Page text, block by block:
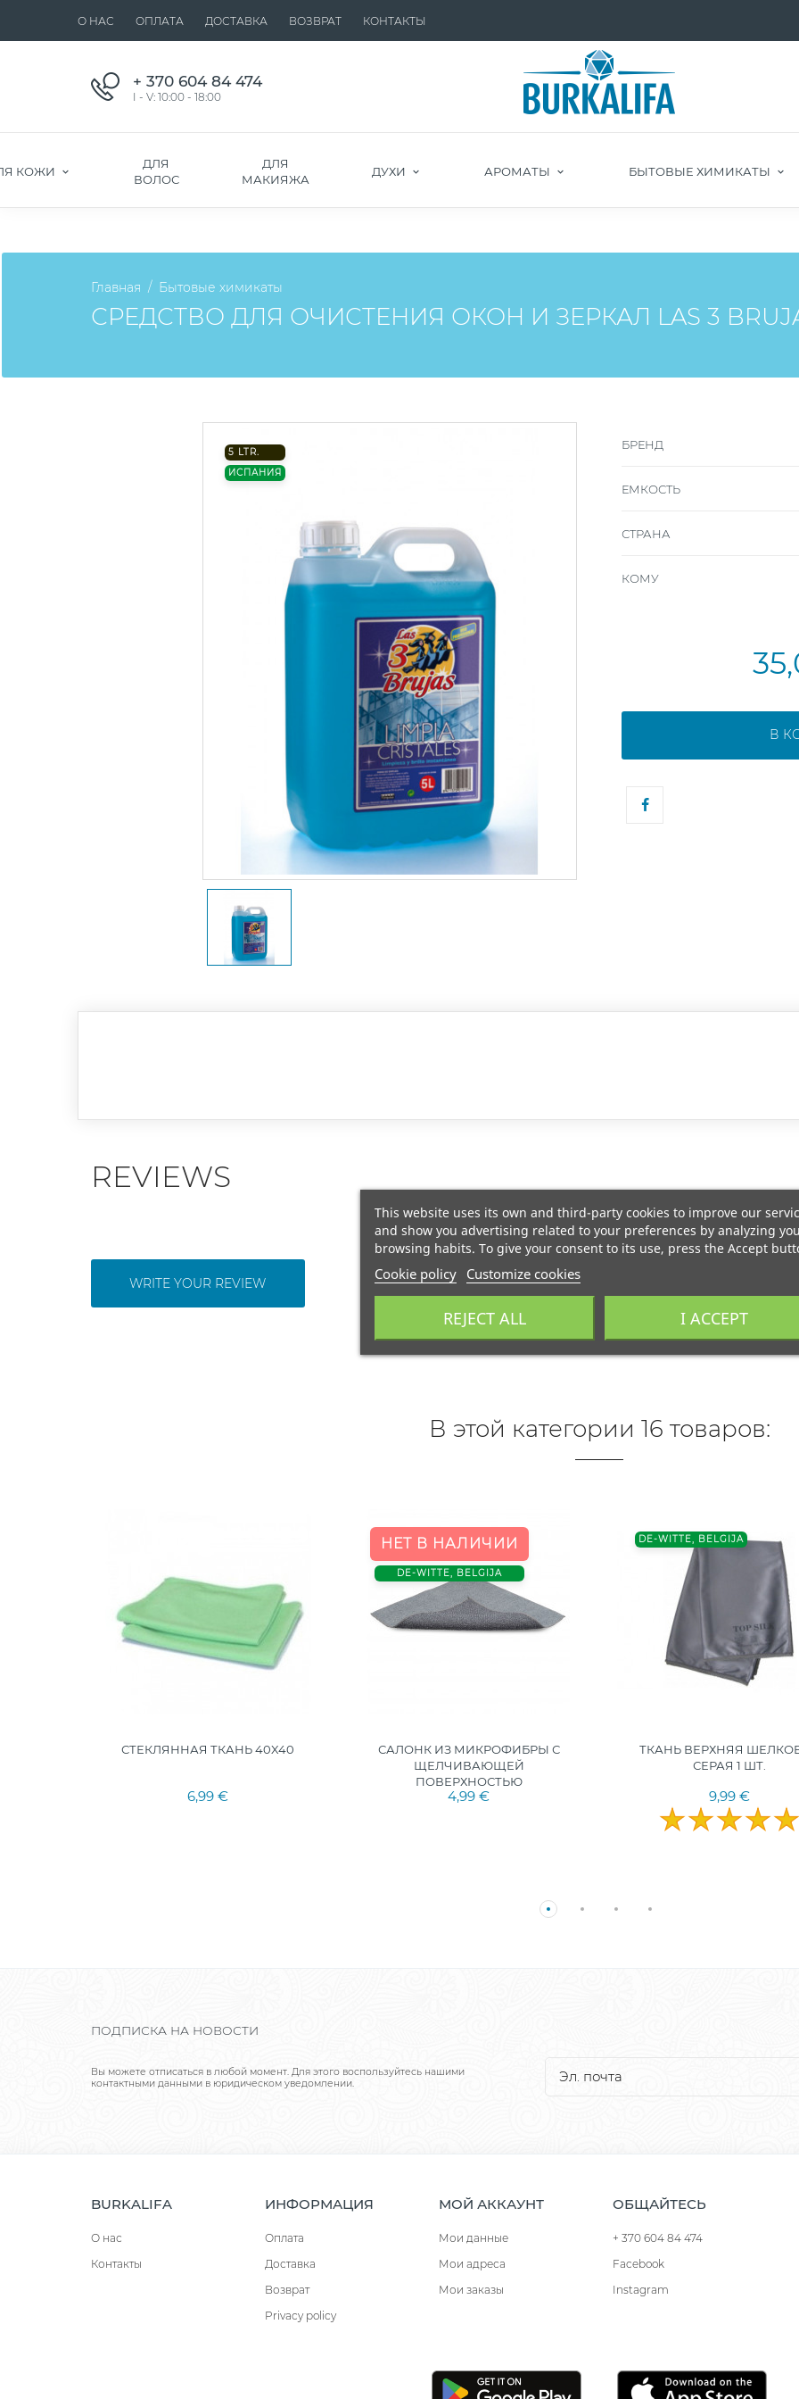
О НАС ОПЛАТА ДОСТАВКА ВОЗВРАТ КОНТАКТЫ
+ 370 604 84 474
I - V: 10:00 - 18:00
КОЖИ
ДЛЯ
ВОЛОС
ДЛЯ
МАКИЯЖА
ДУХИ АРОМАТЫ БЫТОВЫЕ ХИМИКАТЫ
Главная Бытовые химикаты
СРЕДСТВО ДЛЯ ОЧИСТЕНИЯ ОКОН И ЗЕРКАЛ LAS 3
5 LTR.
ИСПАНИЯ
БРЕНД
ЕМКОСТЬ
СТРАНА
КОМУ
В
REVIEWS
WRITE YOUR REVIEW
В этой категории 16 товаров:
СТЕКЛЯННАЯ ТКАНЬ 40X40
6,99 €
НЕТ В НАЛИЧИИ
DE-WITTE, BELGIJA
САЛОНК ИЗ МИКРОФИБРЫ С
ЩЕЛЧИВАЮЩЕЙ
ПОВЕРХНОСТЬЮ
4,99 €
DE-WITTE, BELGIJA
ТКАНЬ ВЕРХНЯЯ
СЕРАЯ 1 ШТ.
9,99 €
ПОДПИСКА НА НОВОСТИ
Вы можете отписаться в любой момент. Для этого воспользуйтесь нашими
контактными данными в юридическом уведомлении.
BURKALIFA
О нас
Контакты
ИНФОРМАЦИЯ
Оплата
Доставка
Возврат
Privacy policy
МОЙ АККАУНТ
Мои данные
Мои адреса
Мои заказы
ОБЩАЙТЕСЬ
+ 370 604 84 474
Facebook
Instagram
This website uses its own and third-party cookies to improve our
and show you advertising related to your preferences by analyzing
browsing habits. To give your consent to its use, press the Accept
Cookie policy Customize cookies
REJECT ALL I ACCEPT